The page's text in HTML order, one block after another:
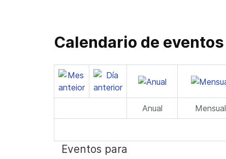
Calendario de eventos
Anual Mensual
Eventos para